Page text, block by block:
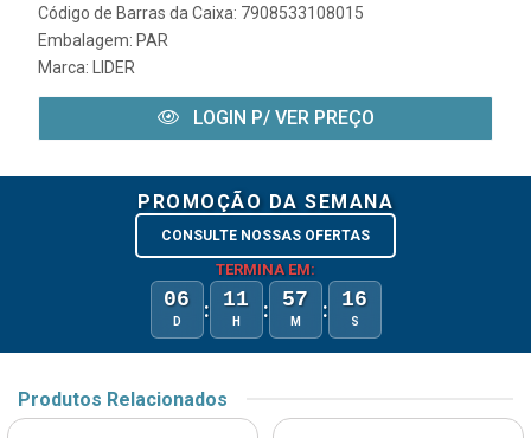
Código de Barras da Caixa: 7908533108015
Embalagem: PAR
Marca:
LIDER
LOGIN P/ VER PREÇO
PROMOÇÃO DA SEMANA
CONSULTE NOSSAS OFERTAS
TERMINA EM:
06
D : 11
H : 57
M : 15
S
Produtos Relacionados